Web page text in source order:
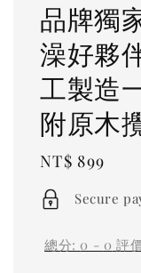
品牌獨
澡好夥
工製造
附原木
Regular
price
NT$ 899
Secure
總分: 0 - 0 評